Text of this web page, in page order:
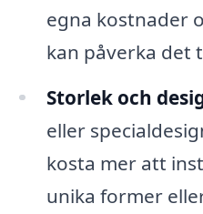
egna kostnader
kan påverka det
Storlek och
eller
kosta mer att
unika former